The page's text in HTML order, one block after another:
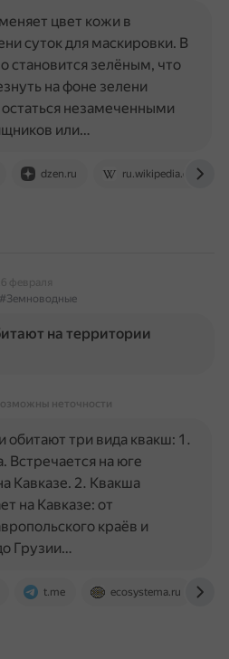
dzen.ru ru.wikipedia.org
цвет кожи в
суток для маскировки. В
становится зелёным, что
на фоне зелени
незамеченными
или…
февраля
#Земноводные
на территории
неточности
t.me ecosystema.ru
обитают три вида квакш: 1.
Встречается на юге
Кавказе. 2. Квакша
на Кавказе: от
краёв и
Грузии…